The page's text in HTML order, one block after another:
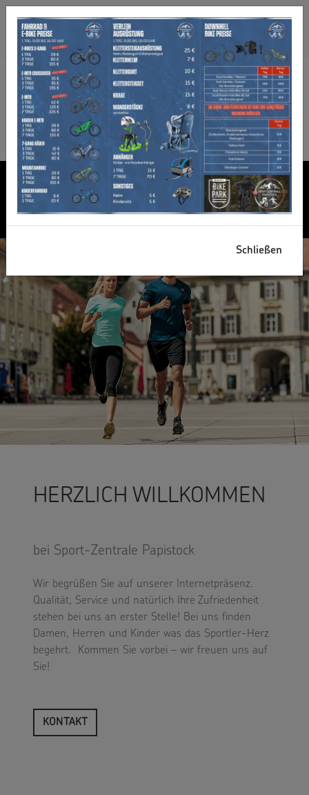
Bahnhofstr. 6a, 82487 Oberammergau Öffnungszeiten
Facebook
Schließen
WIR ERLEBEN SPORT!
WILLKOMMEN BEI SPORT-ZENTRALE
PAPISTOCK
HERZLICH WILLKOMMEN
bei Sport-Zentrale Papistock
Wir begrüßen Sie auf unserer Internetpräsenz.
Qualität, Service und natürlich Ihre Zufriedenheit
stehen bei uns an erster Stelle! Bei uns finden
Damen, Herren und Kinder was das Sportler-Herz
begehrt. Kommen Sie vorbei – wir freuen uns auf
Sie!
KONTAKT